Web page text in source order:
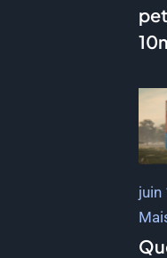
juin